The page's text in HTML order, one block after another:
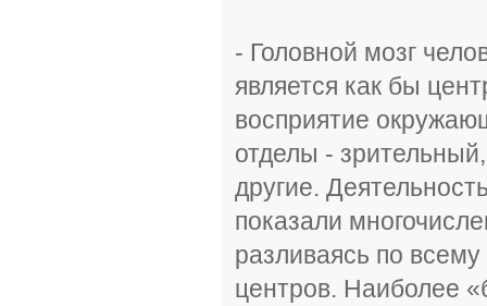
- Головной мозг
является как бы
восприятие
отделы -
другие.
показали
разливаясь по всему
центров. Наиболее